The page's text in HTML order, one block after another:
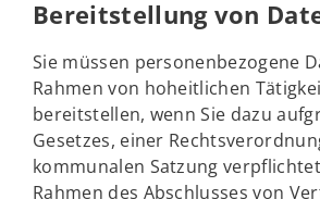
Bereitstellung von
Sie müssen personenbezogene
Rahmen von hoheitlichen
bereitstellen, wenn Sie dazu
Gesetzes, einer
kommunalen Satzung
Rahmen des Abschlusses von